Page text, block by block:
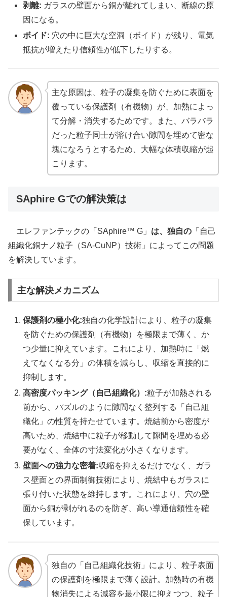
剥離: ガラスの壁面から銅が離れてしまい、断線の原
因になる。
ボイド: 穴の中に巨大な空洞（ボイド）が残り、電気
抵抗が増えたり信頼性が低下したりする。
主な原因は、粒子の凝集を防ぐために表面を
覆っている保護剤（有機物）が、加熱によっ
て分解・消失するためです。また、バラバラ
だった粒子同士が溶け合い隙間を埋めて密な
塊になろうとするため、大幅な体積収縮が起
こります。
SAphire Gでの解決策は
エレファンテックの「SAphire™ G」 は、独自の 「自己
組織化銅ナノ粒子（SA-CuNP）技術」によってこの問題
を解決しています。
主な解決メカニズム
保護剤の極小化:独自の化学設計により、粒子の凝集
を防ぐための保護剤（有機物）を極限まで薄く、か
つ少量に抑えています。これにより、加熱時に「燃
えてなくなる分」の体積を減らし、収縮を直接的に
抑制します。
高密度パッキング（自己組織化）:粒子が加熱される
前から、パズルのように隙間なく整列する「自己組
織化」の性質を持たせています。焼結前から密度が
高いため、焼結中に粒子が移動して隙間を埋める必
要がなく、全体の寸法変化が小さくなります。
壁面への強力な密着:収縮を抑えるだけでなく、ガラ
ス壁面との界面制御技術により、焼結中もガラスに
張り付いた状態を維持します。これにより、穴の壁
面から銅が剥がれるのを防ぎ、高い導通信頼性を確
保しています。
独自の「自己組織化技術」により、粒子表面
の保護剤を極限まで薄く設計。加熱時の有機
物消失による減容を最小限に抑えつつ、粒子